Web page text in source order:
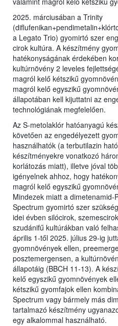
2025. márciusában a Trinity
a Legato Trio) gyomirtó szer
cirok kultúra. A készítmény
hatékonyságának érdekében
kultúrnövény 2 leveles
magról kelő kétszikű
magról kelő egyszikű
állapotában kell kijuttatni az
technológiának megfelelően.
Az S-metolaklór hatóanyagú
követően az engedélyezett
használhatók (a terbutilazin
készítményekre vonatkozó
korlátozás miatt), illetve jóval
igényelnek ahhoz, hogy
magról kelő egyszikű
Mindezek miatt a dimetenamid-
Spectrum gyomirtó szer
idei évben silócirok,
szudánifű kultúrákban való
április 1-től 2025. július 29-ig
gyomnövények ellen,
posztemergensen, a
állapotáig (BBCH 11-13). A
kelő egyszikű gyomnövények
kétszikű gyomfajok ellen
Spectrum vagy bármely más
tartalmazó készítmény
egy alkalommal használható.